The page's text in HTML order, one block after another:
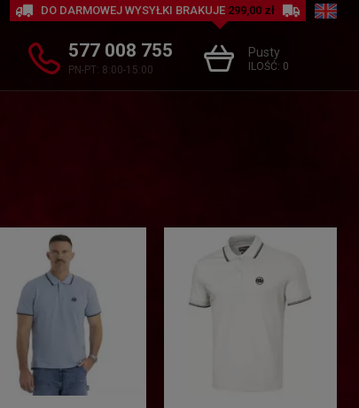
DO DARMOWEJ WYSYŁKI BRAKUJE 299,00 zł
577 008 755
PN-PT: 8:00-15:00
Pusty
ILOŚĆ: 0